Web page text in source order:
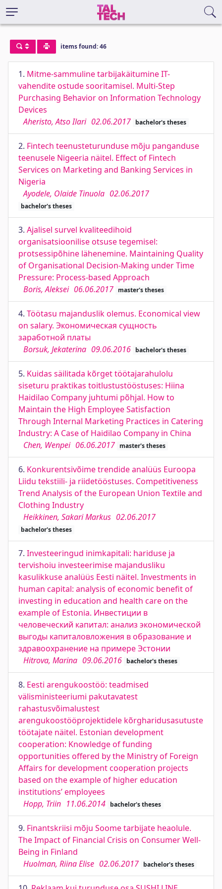
items found: 46
1. Mitme-sammuline tarbijakäitumine IT-
vahendite ostude sooritamisel. Multi-Step
Purchasing Behavior on Information Technology
Devices
Aheristo, Atso Ilari 02.06.2017 bachelor's theses
2. Fintech teenusteturunduse mõju panganduse
teenusele Nigeeria näitel. Effect of Fintech
Services on Marketing and Banking Services in
Nigeria
Ayodele, Olaide Tinuola 02.06.2017
bachelor's theses
3. Ajalisel survel kvaliteedihoid
organisatsioonilise otsuse tegemisel:
protsessipõhine lähenemine. Maintaining Quality
of Organisational Decision-Making under Time
Pressure: Process-based Approach
Boris, Aleksei 06.06.2017 master's theses
4. Töötasu majanduslik olemus. Economical view
on salary. Экономическая сущность
заработной платы
Borsuk, Jekaterina 09.06.2016 bachelor's theses
5. Kuidas säilitada kõrget töötajarahulolu
siseturu praktikas toitlustustööstuses: Hiina
Haidilao Company juhtumi põhjal. How to
Maintain the High Employee Satisfaction
Through Internal Marketing Practices in Catering
Industry: A Case of Haidilao Company in China
Chen, Wenpei 06.06.2017 master's theses
6. Konkurentsivõime trendide analüüs Euroopa
Liidu tekstiili- ja riidetööstuses. Competitiveness
Trend Analysis of the European Union Textile and
Clothing Industry
Heikkinen, Sakari Markus 02.06.2017
bachelor's theses
7. Investeeringud inimkapitali: hariduse ja
tervishoiu investeerimise majandusliku
kasulikkuse analüüs Eesti näitel. Investments in
human capital: analysis of economic benefit of
investing in education and health care on the
example of Estonia. Инвестиции в
человеческий капитал: анализ экономической
выгоды капиталовложения в образование и
здравоохранение на примере Эстонии
Hitrova, Marina 09.06.2016 bachelor's theses
8. Eesti arengukoostöö: teadmised
välisministeeriumi pakutavatest
rahastusvõimalustest
arengukoostööprojektidele kõrgharidusasutuste
töötajate näitel. Estonian development
cooperation: Knowledge of funding
opportunities offered by the Ministry of Foreign
Affairs for development cooperation projects
based on the example of higher education
institutions’ employees
Hopp, Triin 11.06.2014 bachelor's theses
9. Finantskriisi mõju Soome tarbijate heaolule.
The Impact of Financial Crisis on Consumer Well-
Being in Finland
Huolman, Riina Elise 02.06.2017 bachelor's theses